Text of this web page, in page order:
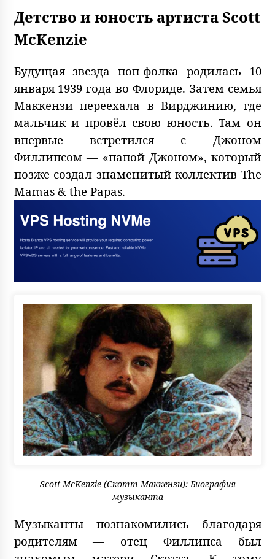
Детство и юность артиста Scott
McKenzie
Будущая звезда поп-фолка родилась 10
января 1939 года во Флориде. Затем семья
Маккензи переехала в Вирджинию, где
мальчик и провёл свою юность. Там он
впервые встретился с Джоном
Филлипсом — «папой Джоном», который
позже создал знаменитый коллектив The
Mamas & the Papas.
Scott McKenzie (Скотт Маккензи): Биография
музыканта
Музыканты познакомились благодаря
родителям — отец Филлипса был